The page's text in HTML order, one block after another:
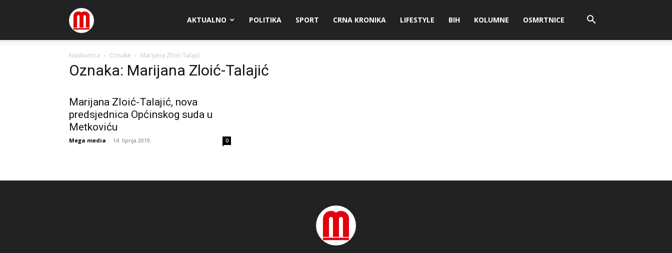
Megamedia AKTUALNO POLITIKA SPORT CRNA KRONIKA LIFESTYLE BIH KOLUMNE OSMRTNICE
Naslovnica Oznake Marijana Zloić-Talajić
Oznaka: Marijana Zloić-Talajić
Marijana Zloić-Talajić, nova
predsjednica Općinskog suda u
Metkoviću
Mega media - 14. lipnja 2019. 0